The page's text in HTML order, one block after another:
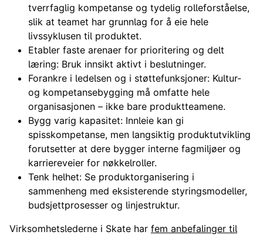
tverrfaglig kompetanse og tydelig rolleforståelse,
slik at teamet har grunnlag for å eie hele
livssyklusen til produktet.
Etabler faste arenaer for prioritering og delt
læring: Bruk innsikt aktivt i beslutninger.
Forankre i ledelsen og i støttefunksjoner: Kultur-
og kompetansebygging må omfatte hele
organisasjonen – ikke bare produktteamene.
Bygg varig kapasitet: Innleie kan gi
spisskompetanse, men langsiktig produktutvikling
forutsetter at dere bygger interne fagmiljøer og
karriereveier for nøkkelroller.
Tenk helhet: Se produktorganisering i
sammenheng med eksisterende styringsmodeller,
budsjettprosesser og linjestruktur.
Virksomhetslederne i Skate har fem anbefalinger til